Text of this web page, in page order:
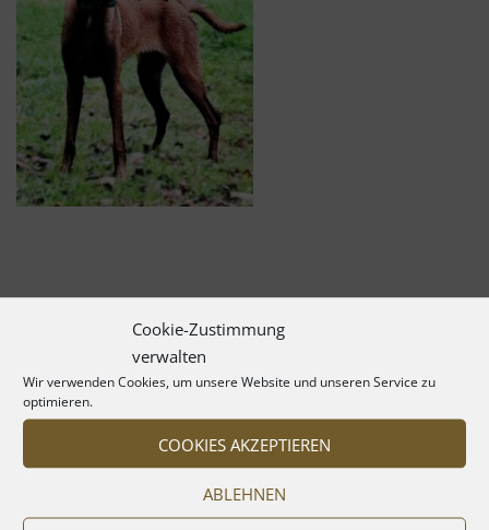
Cookie-Zustimmung
verwalten
Wir verwenden Cookies, um unsere Website und unseren Service zu
optimieren.
COOKIES AKZEPTIEREN
ABLEHNEN